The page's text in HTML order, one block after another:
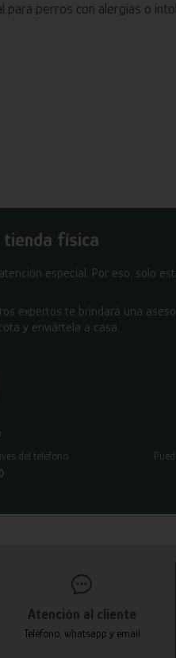
perros con alergias o
tienda física
especial. Por eso, solo
expertos te brindará una
y enviártela a casa.
del teléfono
Atención al cliente
Teléfono, whatsapp y email